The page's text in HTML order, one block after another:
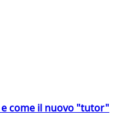
e come il nuovo "tutor"